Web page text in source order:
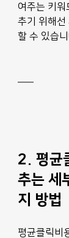
여주는 키워
추기 위해선
할 수 있습
2. 평균
추는 세
지 방법
평균클릭비